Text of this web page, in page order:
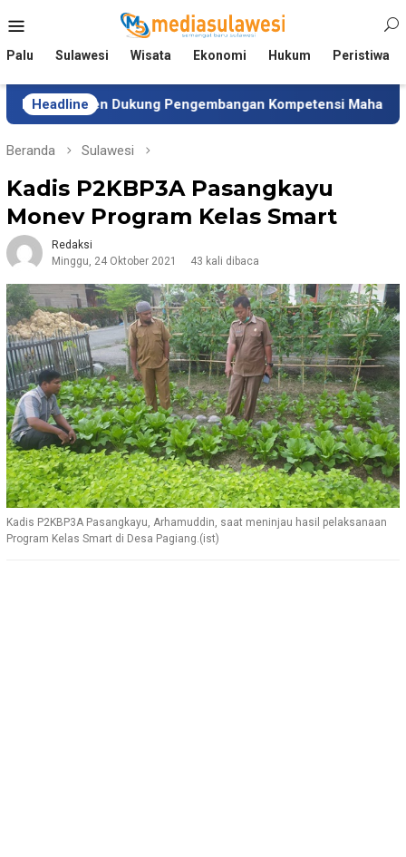
ke
Mobile
Palu Sulawesi Wisata Ekonomi Hukum Peristiwa
Headline
Dukung Pengembangan Kompetensi Mahasiswa
Beranda Sulawesi
Kadis P2KBP3A Pasangkayu
Monev Program Kelas Smart
Redaksi
Minggu, 24 Oktober 2021
43 kali dibaca
Kadis P2KBP3A Pasangkayu, Arhamuddin, saat meninjau hasil pelaksanaan
Program Kelas Smart di Desa Pagiang.(ist)